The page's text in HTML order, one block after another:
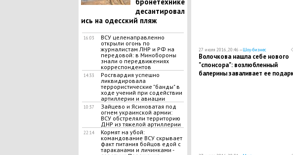
десантировал
ись на одесский пляж
16:03
ВСУ целенаправленно
открыли огонь по
журналистам ЛНР и РФ на
передовой: в Минобороны
знали о передвижениях
корреспондентов
14:33
Росгвардия успешно
ликвидировала
террористические "банды" в
ходе учений при содействии
артиллерии и авиации
10:37
Зайцево и Ясиноватая под
огнем украинской армии:
ВСУ обстреляли территорию
ДНР из тяжелой артиллерии
22:14
Кормят на убой:
командование ВСУ скрывает
факт питания бойцов едой с
тараканами и личинками -
27 июля 2016, 20:46 —Шоу-бизнес
Волочкова нашла себе нового
"спонсора": возлюбленный
балерины заваливает ее